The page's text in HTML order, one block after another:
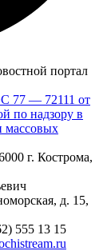
портал
77 — 72111 от
по надзору в
массовых
г. Кострома,
д. 15,
555 13 15